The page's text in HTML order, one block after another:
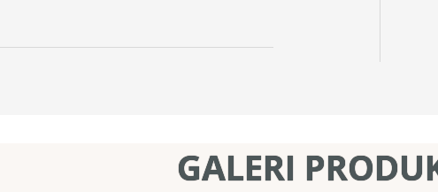
GALERI